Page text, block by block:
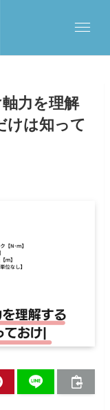
力を理解
けは知って